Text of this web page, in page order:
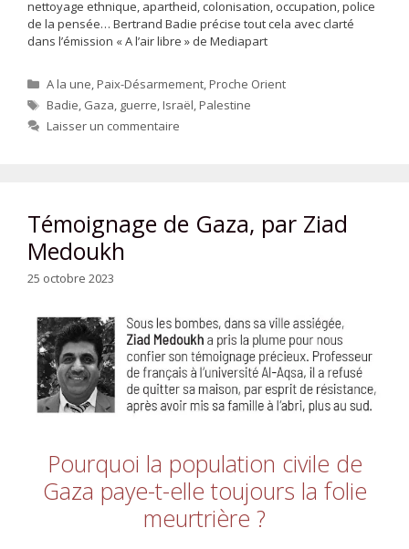
nettoyage ethnique, apartheid, colonisation, occupation, police
de la pensée… Bertrand Badie précise tout cela avec clarté
dans l’émission « A l’air libre » de Mediapart
Catégories
A la une,Paix-Désarmement,Proche Orient
Étiquettes
Badie, Gaza, guerre,Israël,Palestine
Laisser un commentaire
Témoignage de Gaza, par Ziad
Medoukh
25 octobre 2023
Pourquoi la population civile de
Gaza paye-t-elle toujours la folie
meurtrière ?